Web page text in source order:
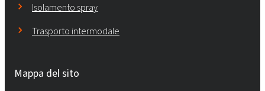
Isolamento spray
Trasporto intermodale
Mappa del sito